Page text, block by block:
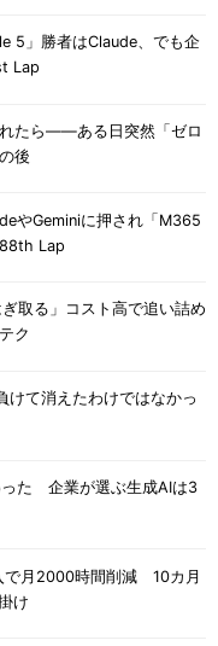
5」勝者はClaude、でも企
Lap
れたら――ある日突然「ゼロ
後
やGeminiに押され「M365
Lap
ぎ取る」コスト高で追い詰め
ク
けて消えたわけではなかっ
った 企業が選ぶ生成AIは3
で月2000時間削減 10カ月
け